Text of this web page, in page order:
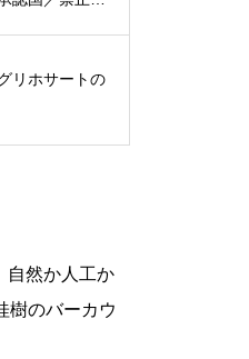
リホサートの
自然か人工か
樹のバーカウ